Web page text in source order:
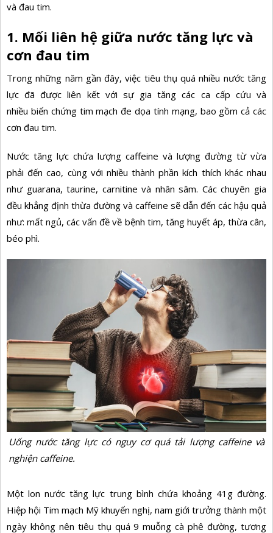
và đau tim.
1. Mối liên hệ giữa nước tăng lực và
cơn đau tim
Trong những năm gần đây, việc tiêu thụ quá nhiều nước tăng
lực đã được liên kết với sự gia tăng các ca cấp cứu và
nhiều biến chứng tim mạch đe dọa tính mạng, bao gồm cả các
cơn đau tim.
Nước tăng lực chứa lượng caffeine và lượng đường từ vừa
phải đến cao, cùng với nhiều thành phần kích thích khác nhau
như guarana, taurine, carnitine và nhân sâm. Các chuyên gia
đều khẳng định thừa đường và caffeine sẽ dẫn đến các hậu quả
như: mất ngủ, các vấn đề về bệnh tim, tăng huyết áp, thừa cân,
béo phì.
Uống nước tăng lực có nguy cơ quá tải lượng caffeine và
nghiện caffeine.
Một lon nước tăng lực trung bình chứa khoảng 41g đường.
Hiệp hội Tim mạch Mỹ khuyến nghị, nam giới trưởng thành một
ngày không nên tiêu thụ quá 9 muỗng cà phê đường, tương